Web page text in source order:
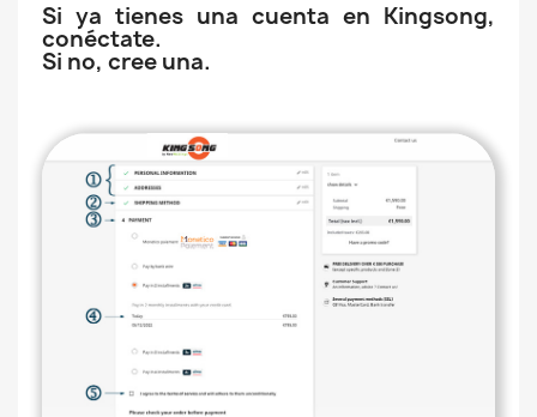
Si ya tienes una cuenta en Kingsong,
conéctate.
Si no, cree una.